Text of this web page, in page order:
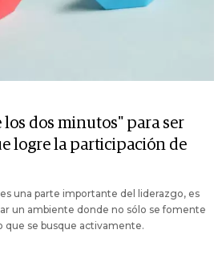
los dos minutos" para ser
logre la participación de
una parte importante del liderazgo, es
un ambiente donde no sólo se fomente
que se busque activamente.